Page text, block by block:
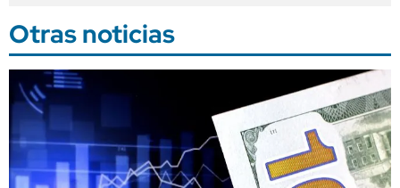
Otras noticias